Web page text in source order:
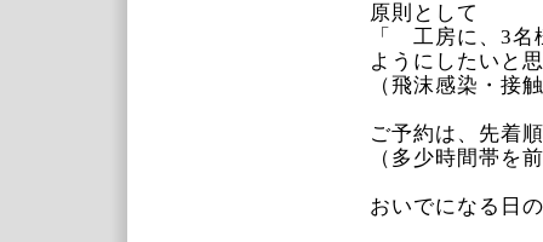
原則として
「 工房に、3
ようにしたいと
（飛沫感染・接
ご予約は、先着
（多少時間帯を
おいでになる日